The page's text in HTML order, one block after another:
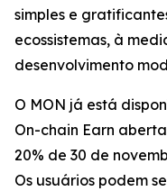
simples e
ecossistemas, à
desenvolvimento
O MON já está
On-chain Earn
20% de 30 de
Os usuários podem